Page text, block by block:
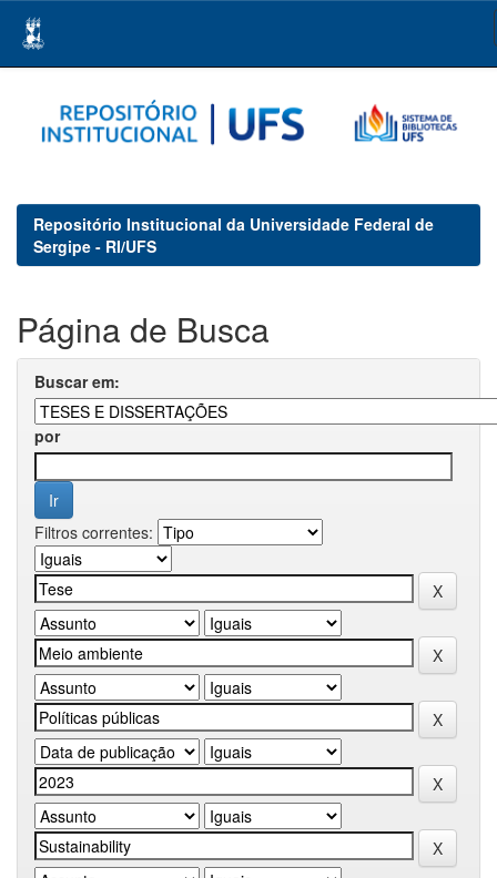
navigation
Repositório Institucional da Universidade Federal de
Sergipe - RI/UFS
Página de Busca
Buscar em:
por
Filtros correntes: